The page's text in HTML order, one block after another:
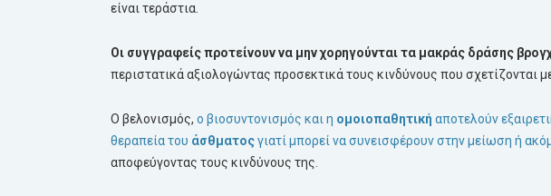
είναι τεράστια.
Οι συγγραφείς προτείνουν να μην χορηγούνται τα μακράς δράσης
περιστατικά αξιολογώντας προσεκτικά τους κινδύνους που σχετίζονται
Ο βελονισμός, ο βιοσυντονισμός και η ομοιοπαθητική αποτελούν
θεραπεία του άσθματοςγιατί μπορεί να συνεισφέρουν στην μείωση ή
αποφεύγοντας τους κινδύνους της.